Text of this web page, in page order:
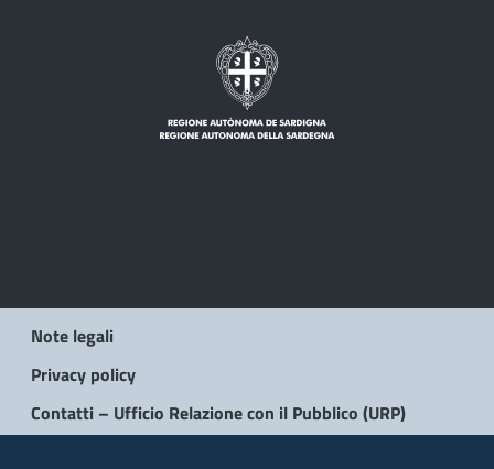
Note legali
Privacy policy
Contatti – Ufficio Relazione con il Pubblico (URP)